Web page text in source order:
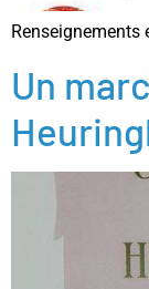
Renseignements
Un